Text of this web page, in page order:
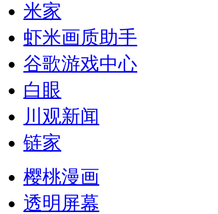
米家
虾米画质助手
谷歌游戏中心
白眼
川观新闻
链家
樱桃漫画
透明屏幕